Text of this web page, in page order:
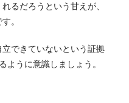
るだろうという甘えが、
。
できていないという証拠
ように意識しましょう。